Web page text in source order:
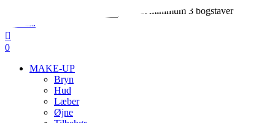
main
content
Indtast minimum 3 bogstaver
Search
search
0
MAKE-UP
Bryn
Hud
Læber
Øjne